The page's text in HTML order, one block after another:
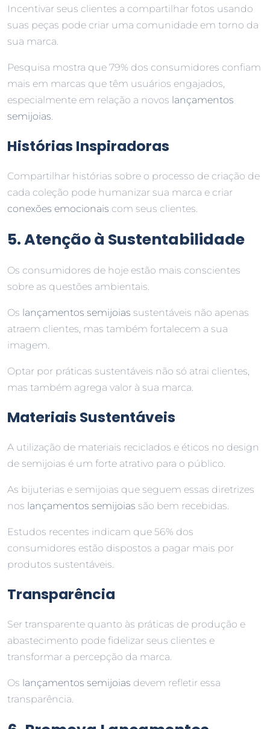
Incentivar seus clientes a compartilhar fotos usando
suas peças pode criar uma comunidade em torno da
sua marca.
Pesquisa mostra que 79% dos consumidores confiam
mais em marcas que têm usuários engajados,
especialmente em relação a novos lançamentos
semijoias.
Histórias Inspiradoras
Compartilhar histórias sobre o processo de criação de
cada coleção pode humanizar sua marca e criar
conexões emocionais com seus clientes.
5. Atenção à Sustentabilidade
Os consumidores de hoje estão mais conscientes
sobre as questões ambientais.
Os lançamentos semijoias sustentáveis não apenas
atraem clientes, mas também fortalecem a sua
imagem.
Optar por práticas sustentáveis não só atrai clientes,
mas também agrega valor à sua marca.
Materiais Sustentáveis
A utilização de materiais reciclados e éticos no design
de semijoias é um forte atrativo para o público.
As bijuterias e semijoias que seguem essas diretrizes
nos lançamentos semijoias são bem recebidas.
Estudos recentes indicam que 56% dos
consumidores estão dispostos a pagar mais por
produtos sustentáveis.
Transparência
Ser transparente quanto às práticas de produção e
abastecimento pode fidelizar seus clientes e
transformar a percepção da marca.
Os lançamentos semijoias devem refletir essa
transparência.